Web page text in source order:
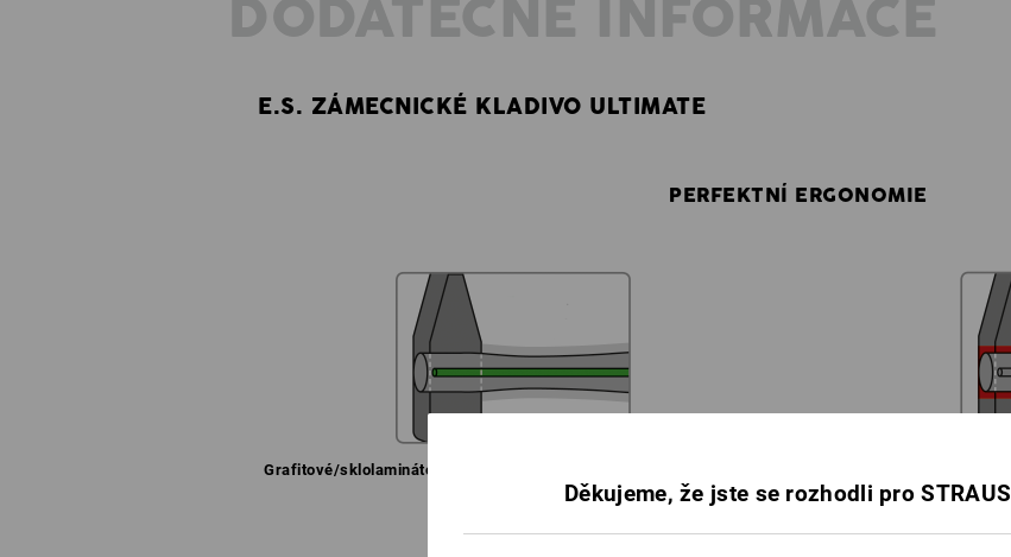
DODATEČNÉ INFORMACE
E.S. ZÁMECNICKÉ KLADIVO ULTIMATE
PERFEKTNÍ ERGONOMIE
Grafitové/sklolaminátové Hlavice
Děkujeme, že jste se rozhodli pro